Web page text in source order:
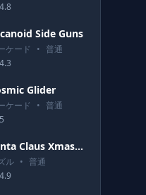
4.8
Side Guns
ケード • 普通
4.3
Glider
ケード • 普通
5
Santa Claus Xmas Run
ル • 普通
4.9